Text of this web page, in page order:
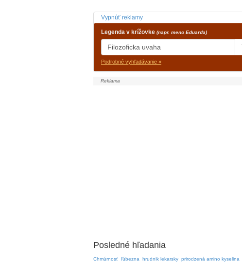
Vypnúť reklamy
Legenda v krížovke (napr. meno Eduarda)
Podrobné vyhľadávanie »
Posledné hľadania
Chmúrnosť ľúbezna hrudnik lekarsky prirodzená amino kyselina